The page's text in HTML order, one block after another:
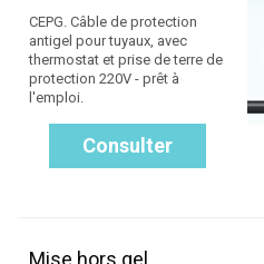
CEPG. Câble de protection
antigel pour tuyaux, avec
thermostat et prise de terre de
protection 220V - prêt à
l'emploi.
Consulter
Mise hors gel